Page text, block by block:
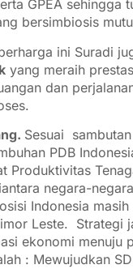
GPEA
bersimbiosis
ini Suradi
yang meraih
dan
Sesuai
PDB
Produktivitas
negara-
Indonesia
Leste. Strategi
ekonomi
: Mewujudkan